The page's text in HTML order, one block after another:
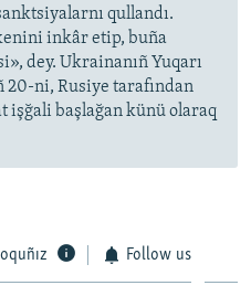
qullandı.
inkâr etip, buña
dey. Ukrainanıñ Yuqarı
20-ni, Rusiye tarafından
işğali başlağan künü olaraq
Follow us